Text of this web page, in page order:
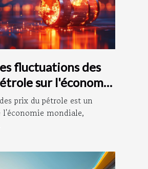
fluctuations des
sur l'économie
prix du pétrole est un
l'économie mondiale,